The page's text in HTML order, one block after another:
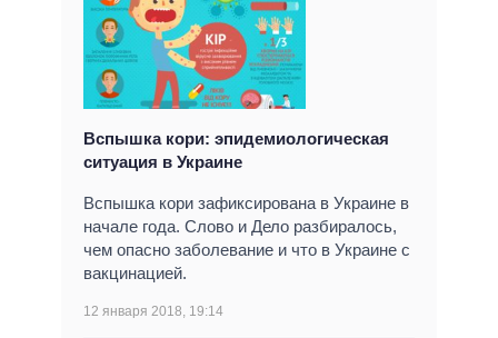
Вспышка кори: эпидемиологическая
ситуация в Украине
Вспышка кори зафиксирована в Украине в
начале года. Слово и Дело разбиралось,
чем опасно заболевание и что в Украине с
вакцинацией.
12 января 2018, 19:14